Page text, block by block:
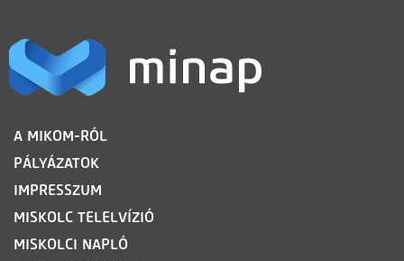
LÁBLÉC
A MIKOM-RÓL
PÁLYÁZATOK
IMPRESSZUM
MISKOLC TELELVÍZIÓ
MISKOLCI NAPLÓ